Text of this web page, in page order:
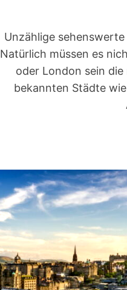
Unzählige
Natürlich müssen es
oder London sein
bekannten Städte